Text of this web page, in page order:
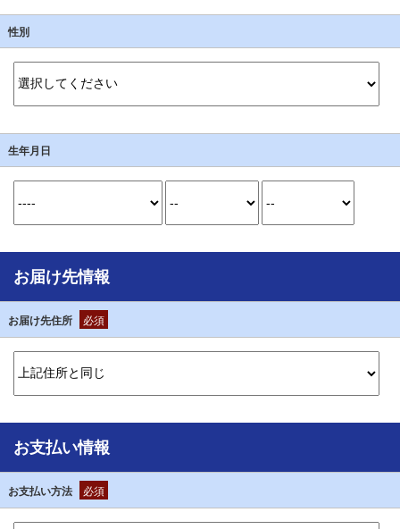
性別
生年月日
お届け先情報
お届け先住所 必須
お支払い情報
お支払い方法 必須